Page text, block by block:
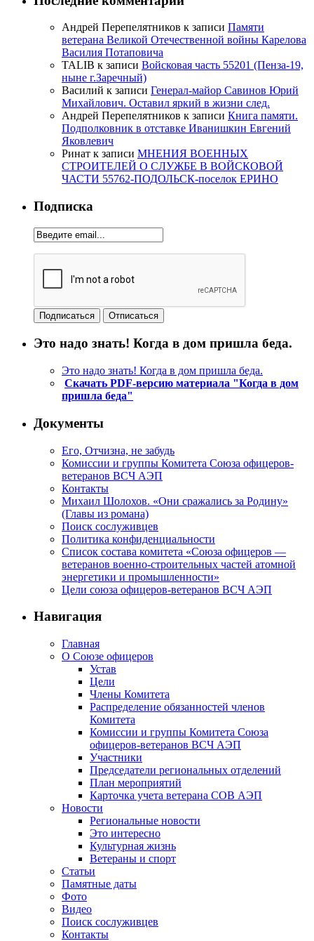
Андрей Перепелятников к записи Памяти
ветерана Великой Отечественной войны Карелова
Василия Потаповича
TALIB к записи Войсковая часть 55201 (Пенза-19,
ныне г.Заречный)
Василий к записи Генерал-майор Савинов Юрий
Михайлович. Оставил яркий в жизни след.
Андрей Перепелятников к записи Книга памяти.
Подполковник в отставке Иванишкин Евгений
Яковлевич
Ринат к записи МНЕНИЯ ВОЕННЫХ
СТРОИТЕЛЕЙ О СЛУЖБЕ В ВОЙСКОВОЙ
ЧАСТИ 55762-ПОДОЛЬСК-поселок ЕРИНО
Подписка
Это надо знать! Когда в дом пришла беда.
Это надо знать! Когда в дом пришла беда.
Скачать PDF-версию материала "Когда в дом
пришла беда"
Документы
Его, Отчизна, не забудь
Комиссии и группы Комитета Союза офицеров-
ветеранов ВСЧ АЭП
Контакты
Михаил Шолохов. «Они сражались за Родину»
(Главы из романа)
Поиск сослуживцев
Политика конфиденциальности
Список состава комитета «Союза офицеров —
ветеранов военно-строительных частей атомной
энергетики и промышленности»
Цели союза офицеров-ветеранов ВСЧ АЭП
Навигация
Главная
О Союзе офицеров
Устав
Цели
Члены Комитета
Распределение обязанностей членов
Комитета
Комиссии и группы Комитета Союза
офицеров-ветеранов ВСЧ АЭП
Участники
Председатели региональных отделений
План мероприятий
Карточка учета ветерана CОВ АЭП
Новости
Региональные новости
Это интересно
Культурная жизнь
Ветераны и спорт
Статьи
Памятные даты
Фото
Видео
Поиск сослуживцев
Контакты